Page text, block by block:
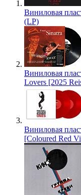
Виниловая
(LP)
Виниловая
Lovers [2025
Виниловая
[Coloured Red